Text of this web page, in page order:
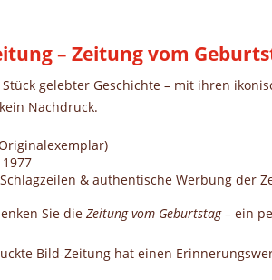
– Zeitung vom
gelebter Geschichte – mit ihren
Nachdruck.
& authentische Werbung der
Sie die Zeitung vom Geburtstag– ein
Bild-Zeitung hat einen